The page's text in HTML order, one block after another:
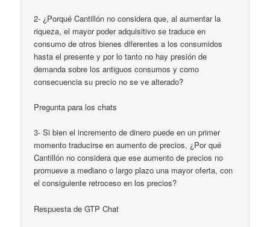
2- ¿Porqué Cantillón no considera que, al aumentar la
riqueza, el mayor poder adquisitivo se traduce en
consumo de otros bienes diferentes a los consumidos
hasta el presente y por lo tanto no hay presión de
demanda sobre los antiguos consumos y como
consecuencia su precio no se ve alterado?
Pregunta para los chats
3- Si bien el incremento de dinero puede en un primer
momento traducirse en aumento de precios, ¿Por qué
Cantillón no considera que ese aumento de precios no
promueve a mediano o largo plazo una mayor oferta, con
el consiguiente retroceso en los precios?
Respuesta de GTP Chat